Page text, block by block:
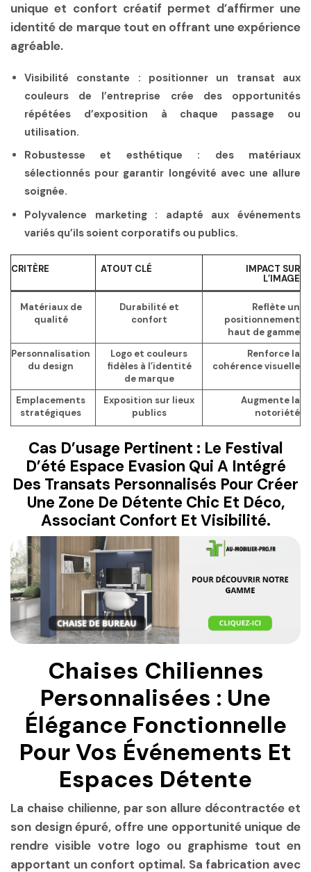
unique et confort créatif permet d’affirmer une
identité de marque tout en offrant une expérience
agréable.
Visibilité constante : positionner un transat aux
couleurs de l’entreprise crée des opportunités
répétées d’exposition à chaque passage ou
utilisation.
Robustesse et esthétique : des matériaux
sélectionnés pour garantir longévité avec une allure
soignée.
Polyvalence marketing : adapté aux événements
variés qu’ils soient corporatifs ou publics.
CRITÈRE ATOUT CLÉ
IMPACT SUR
L’IMAGE
Matériaux de
qualité
Durabilité et
confort
Reflète un
positionnement
haut de gamme
Personnalisation
du design
Logo et couleurs
fidèles à l’identité
de marque
Renforce la
cohérence visuelle
Emplacements
stratégiques
Exposition sur lieux
publics
Augmente la
notoriété
Cas D’usage Pertinent : Le Festival
D’été Espace Evasion Qui A Intégré
Des Transats Personnalisés Pour Créer
Une Zone De Détente Chic Et Déco,
Associant Confort Et Visibilité.
Chaises Chiliennes
Personnalisées : Une
Élégance Fonctionnelle
Pour Vos Événements Et
Espaces Détente
La chaise chilienne, par son allure décontractée et
son design épuré, offre une opportunité unique de
rendre visible votre logo ou graphisme tout en
apportant un confort optimal. Sa fabrication avec